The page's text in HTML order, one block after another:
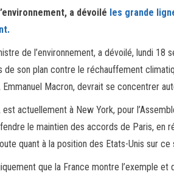
a dévoilé les grande
de l’environnement, a dévoilé, lundi 18
de son plan contre le réchauffement
Macron, devrait se concentrer
actuellement à New York, pour
le maintien des accords de Paris, en
quant à la position des Etats-Unis sur ce
que la France montre l’exemple